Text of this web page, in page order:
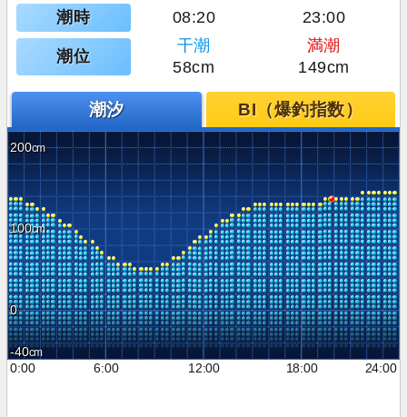
潮時 08:20 23:00
潮位
干潮
満潮
58cm
149cm
潮汐 BI（爆釣指数）
200
100
0
-40
0:00
6:00 12:00 18:00 24:00